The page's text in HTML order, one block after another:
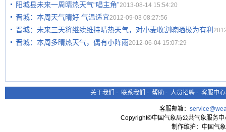
阳城县未来一周晴热天气“唱主角”2013-08-14 15:54:20
晋城：本周天气晴好 气温适宜2012-09-03 08:27:56
晋城：未来三天将继续维持晴热天气，对小麦收割晾晒极为有利
晋城：本周多晴热天气，偶有小阵雨2012-06-04 15:07:29
关于我们 - 联系我们 - 帮助 - 人员招聘 - 客服中心
客服邮箱：
Copyright©中国气象局公共气象服务
制作维护：中国气